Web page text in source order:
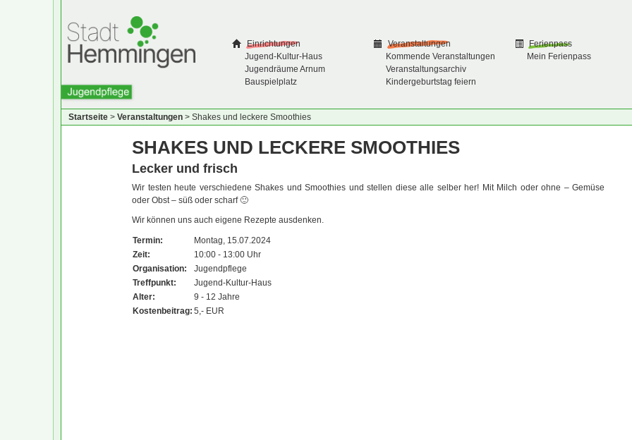
Einrichtungen
Jugend-Kultur-Haus
Jugendräume Arnum
Bauspielplatz
Veranstaltungen
Kommende Veranstaltungen
Veranstaltungsarchiv
Kindergeburtstag feiern
Ferienpass
Mein Ferienpass
Startseite > Veranstaltungen > Shakes und leckere Smoothies
SHAKES UND LECKERE SMOOTHIES
Lecker und frisch
Wir testen heute verschiedene Shakes und Smoothies und stellen diese alle selber her! Mit Milch oder ohne – Gemüse
oder Obst – süß oder scharf 🙂
Wir können uns auch eigene Rezepte ausdenken.
Termin:
Montag, 15.07.2024
Zeit:
10:00 - 13:00 Uhr
Organisation:
Jugendpflege
Treffpunkt:
Jugend-Kultur-Haus
Alter:
9 - 12 Jahre
Kostenbeitrag: 5,- EUR